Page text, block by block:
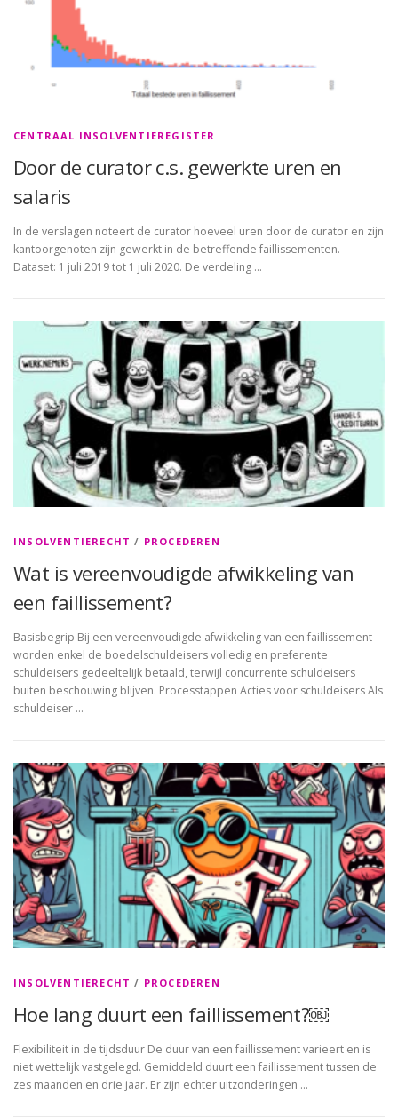
CENTRAAL INSOLVENTIEREGISTER
Door de curator c.s. gewerkte uren en
salaris
In de verslagen noteert de curator hoeveel uren door de curator en zijn
kantoorgenoten zijn gewerkt in de betreffende faillissementen.
Dataset: 1 juli 2019 tot 1 juli 2020. De verdeling …
INSOLVENTIERECHT / PROCEDEREN
Wat is vereenvoudigde afwikkeling van
een faillissement?
Basisbegrip Bij een vereenvoudigde afwikkeling van een faillissement
worden enkel de boedelschuldeisers volledig en preferente
schuldeisers gedeeltelijk betaald, terwijl concurrente schuldeisers
buiten beschouwing blijven. Processtappen Acties voor schuldeisers Als
schuldeiser …
INSOLVENTIERECHT / PROCEDEREN
Hoe lang duurt een faillissement?￼
Flexibiliteit in de tijdsduur De duur van een faillissement varieert en is
niet wettelijk vastgelegd. Gemiddeld duurt een faillissement tussen de
zes maanden en drie jaar. Er zijn echter uitzonderingen …